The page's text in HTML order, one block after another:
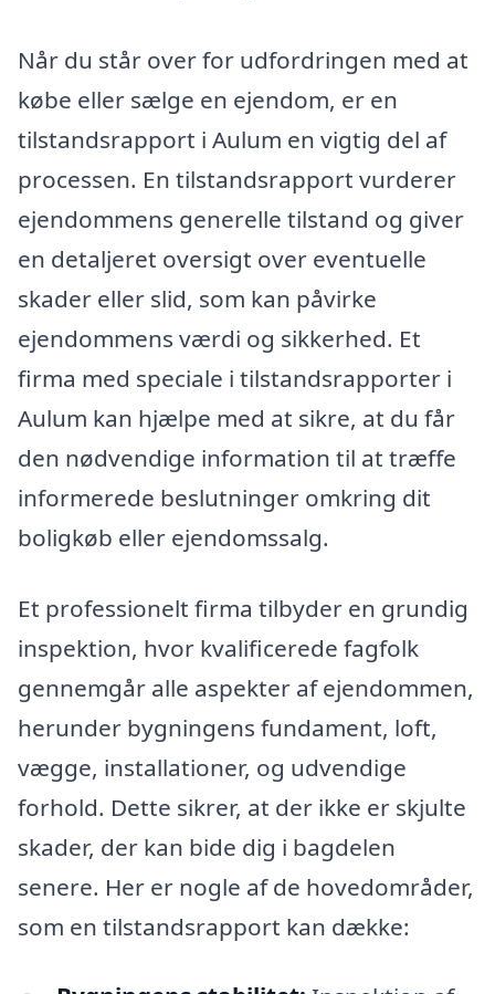
Når du står over for udfordringen med at
købe eller sælge en ejendom, er en
tilstandsrapport i Aulum en vigtig del af
processen. En tilstandsrapport vurderer
ejendommens generelle tilstand og giver
en detaljeret oversigt over eventuelle
skader eller slid, som kan påvirke
ejendommens værdi og sikkerhed. Et
firma med speciale i tilstandsrapporter i
Aulum kan hjælpe med at sikre, at du får
den nødvendige information til at træffe
informerede beslutninger omkring dit
boligkøb eller ejendomssalg.
Et professionelt firma tilbyder en grundig
inspektion, hvor kvalificerede fagfolk
gennemgår alle aspekter af ejendommen,
herunder bygningens fundament, loft,
vægge, installationer, og udvendige
forhold. Dette sikrer, at der ikke er skjulte
skader, der kan bide dig i bagdelen
senere. Her er nogle af de hovedområder,
som en tilstandsrapport kan dække: